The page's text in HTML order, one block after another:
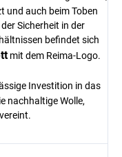
und auch beim Toben
Sicherheit in der
befindet sich
mit dem Reima-Logo.
Investition in das
nachhaltige Wolle,